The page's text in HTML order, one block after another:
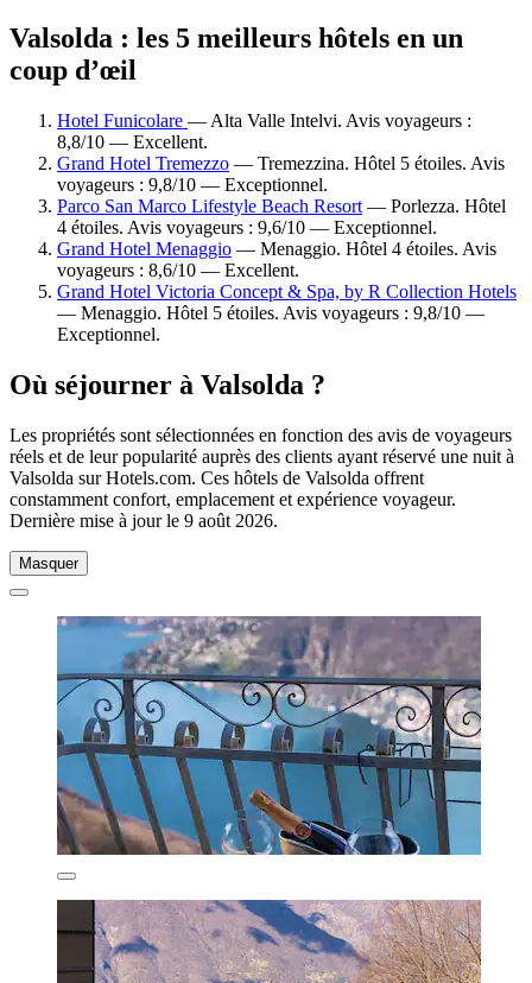
Valsolda : les 5 meilleurs hôtels en un
coup d’œil
Hotel Funicolare — Alta Valle Intelvi. Avis voyageurs :
8,8/10 — Excellent.
Grand Hotel Tremezzo — Tremezzina. Hôtel 5 étoiles. Avis
voyageurs : 9,8/10 — Exceptionnel.
Parco San Marco Lifestyle Beach Resort — Porlezza. Hôtel
4 étoiles. Avis voyageurs : 9,6/10 — Exceptionnel.
Grand Hotel Menaggio — Menaggio. Hôtel 4 étoiles. Avis
voyageurs : 8,6/10 — Excellent.
Grand Hotel Victoria Concept & Spa, by R Collection Hotels
— Menaggio. Hôtel 5 étoiles. Avis voyageurs : 9,8/10 —
Exceptionnel.
Où séjourner à Valsolda ?
Les propriétés sont sélectionnées en fonction des avis de voyageurs
réels et de leur popularité auprès des clients ayant réservé une nuit à
Valsolda sur Hotels.com. Ces hôtels de Valsolda offrent
constamment confort, emplacement et expérience voyageur.
Dernière mise à jour le 9 août 2026.
Masquer